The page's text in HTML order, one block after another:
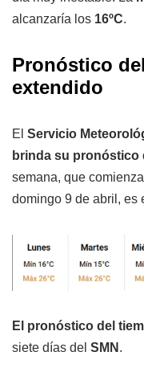
alcanzaría los 16ºC.
Pronóstico
extendido
El Servicio
brinda su pronóstico
semana, que
domingo 9 de abril, es
El pronóstico del
siete días del SMN .